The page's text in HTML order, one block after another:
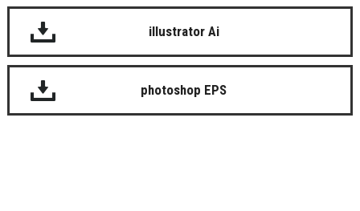
illustrator Ai
photoshop EPS